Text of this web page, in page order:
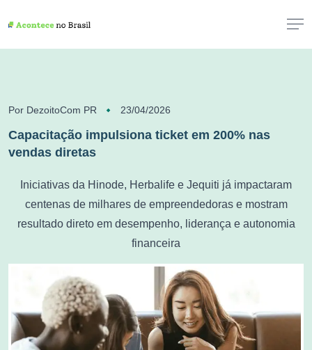
Por DezoitoCom PR 23/04/2026
Capacitação impulsiona ticket em 200% nas
vendas diretas
Iniciativas da Hinode, Herbalife e Jequiti já impactaram
centenas de milhares de empreendedoras e mostram
resultado direto em desempenho, liderança e autonomia
financeira